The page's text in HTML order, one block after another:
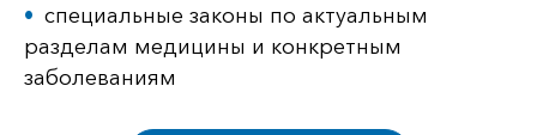
специальные законы по актуальным
разделам медицины и конкретным
заболеваниям